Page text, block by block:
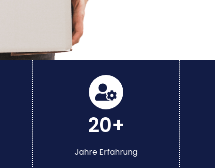
20+
Jahre Erfahrung